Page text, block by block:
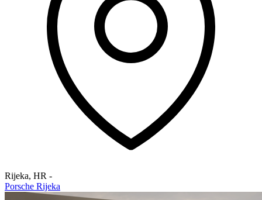
Rijeka, HR -
Porsche Rijeka